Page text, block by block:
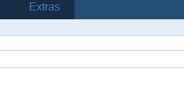
Extras